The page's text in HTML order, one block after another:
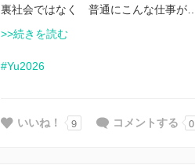
裏社会ではなく 普通にこんな仕事が…
>>続きを読む
#Yu2026
いいね！ 9 コメントする 0